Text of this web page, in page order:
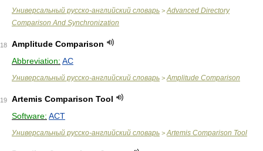
Универсальный русско-английский словарь > Advanced Directory
Comparison And Synchronization
18
Amplitude Comparison
Abbreviation: AC
Универсальный русско-английский словарь > Amplitude Comparison
19
Artemis Comparison Tool
Software: ACT
Универсальный русско-английский словарь > Artemis Comparison Tool